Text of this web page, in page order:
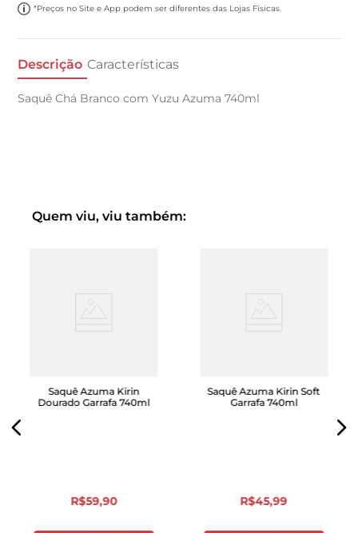
*Preços no Site e App podem ser diferentes das Lojas Físicas.
Descrição Características
Saquê Chá Branco com Yuzu Azuma 740ml
Quem viu, viu também:
Saquê Azuma Kirin
Dourado Garrafa 740ml
R$59,90
Saquê Azuma Kirin Soft
Garrafa 740ml
R$45,99